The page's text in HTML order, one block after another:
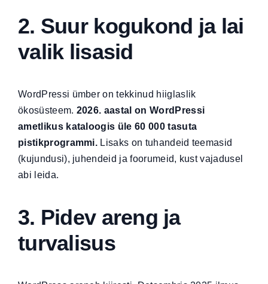
2. Suur kogukond ja lai
valik lisasid
WordPressi ümber on tekkinud hiiglaslik
ökosüsteem. 2026. aastal on WordPressi
ametlikus kataloogis üle 60 000 tasuta
pistikprogrammi. Lisaks on tuhandeid teemasid
(kujundusi), juhendeid ja foorumeid, kust vajadusel
abi leida.
3. Pidev areng ja
turvalisus